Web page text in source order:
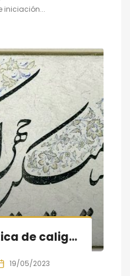
iniciación...
Muestra práctica de caligrafía persa, sesión V
19/05/2023